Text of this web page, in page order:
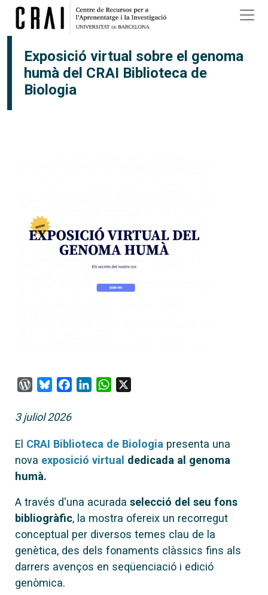
Vés al contingut
Exposició virtual sobre el genoma
humà del CRAI Biblioteca de
Biologia
WordPress
BlueskyFacebook
LinkedInWhatsApp
3 juliol 2026
El CRAI Biblioteca de Biologia presenta una
nova exposició virtual dedicada al genoma
humà.
A través d'una acurada selecció del seu fons
bibliogràfic, la mostra ofereix un recorregut
conceptual per diversos temes clau de la
genètica, des dels fonaments clàssics fins als
darrers avenços en seqüenciació i edició
genòmica.